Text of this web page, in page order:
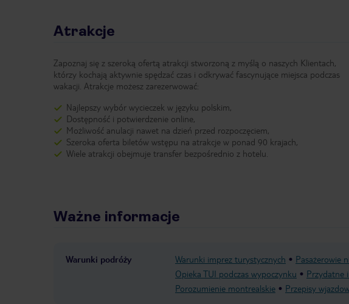
Atrakcje
Zapoznaj się z szeroką ofertą atrakcji stworzoną z myślą o naszych Klientach,
którzy kochają aktywnie spędzać czas i odkrywać fascynujące miejsca podczas
wakacji. Atrakcje możesz zarezerwować:
Najlepszy wybór wycieczek w języku polskim,
Dostępność i potwierdzenie online,
Możliwość anulacji nawet na dzień przed rozpoczęciem,
Szeroka oferta biletów wstępu na atrakcje w ponad 90 krajach,
Wiele atrakcji obejmuje transfer bezpośrednio z hotelu.
Ważne informacje
Warunki podróży Warunki imprez turystycznych Pasażerowie
Opieka TUI podczas wypoczynku
Przydatne
Porozumienie montrealskie
Przepisy